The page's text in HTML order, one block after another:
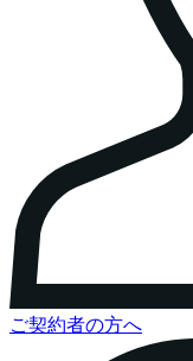
ご契約者の方へ